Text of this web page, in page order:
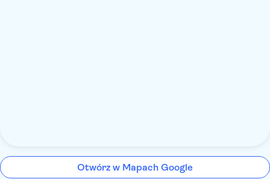
Otwórz w Mapach Google